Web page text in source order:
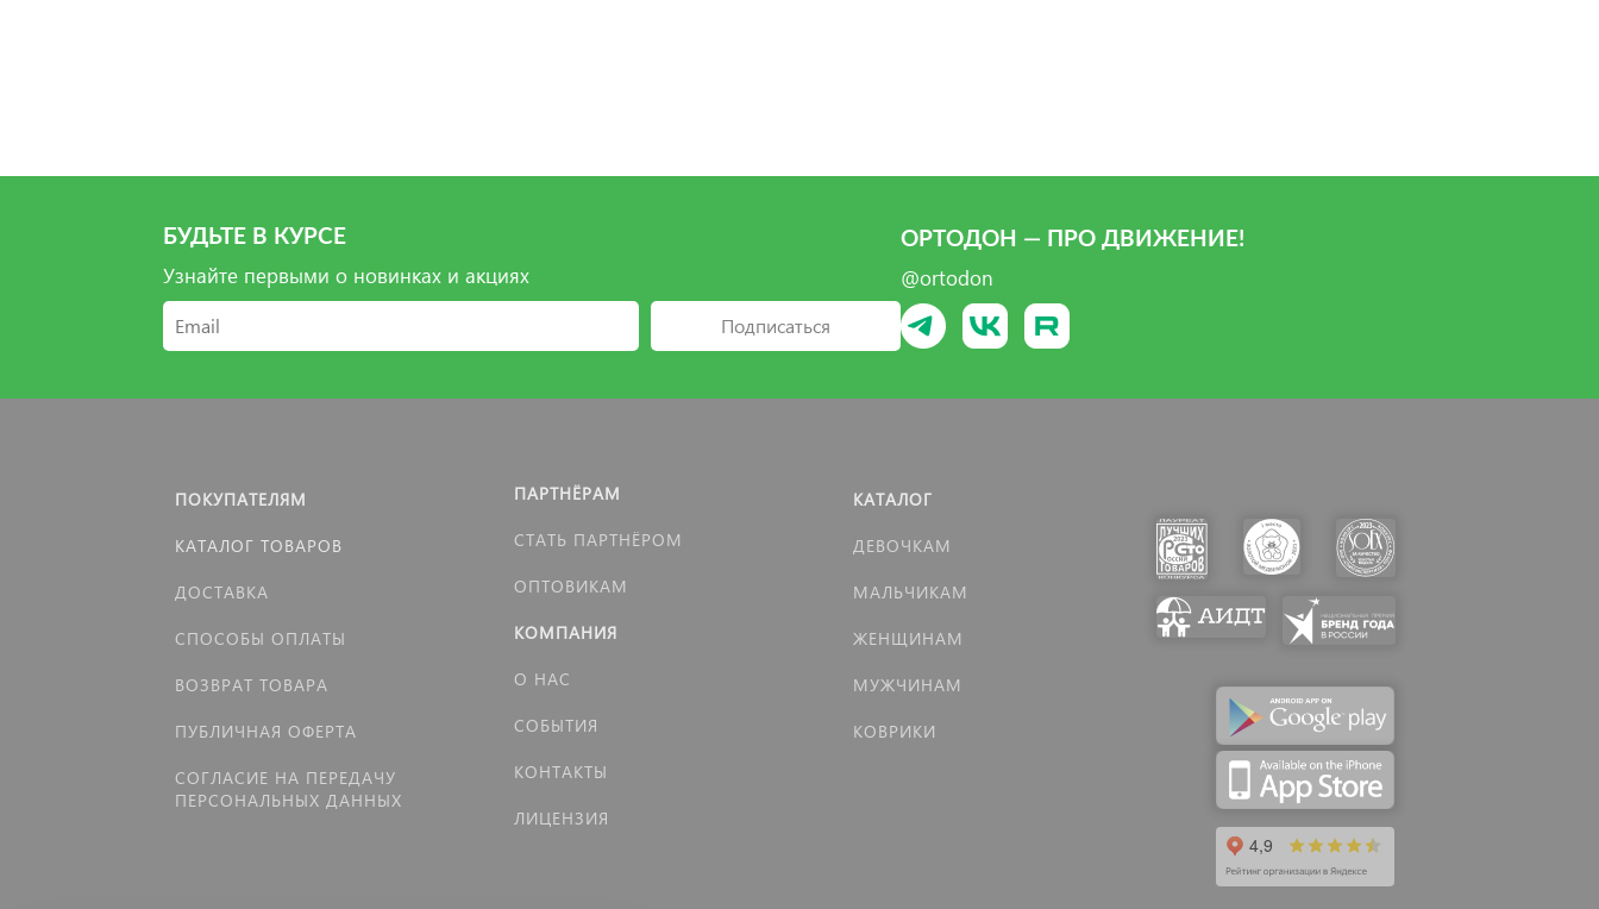
БУДЬТЕ В КУРСЕ
Узнайте первыми о новинках и акциях
Подписаться
ОРТОДОН — ПРО ДВИЖЕНИЕ!
@ortodon
ПОКУПАТЕЛЯМ
КАТАЛОГ ТОВАРОВ
ДОСТАВКА
СПОСОБЫ ОПЛАТЫ
ВОЗВРАТ ТОВАРА
ПУБЛИЧНАЯ ОФЕРТА
СОГЛАСИЕ НА ПЕРЕДАЧУ
ПЕРСОНАЛЬНЫХ ДАННЫХ
ПАРТНЁРАМ
СТАТЬ ПАРТНЁРОМ
ОПТОВИКАМ
КОМПАНИЯ
О НАС
СОБЫТИЯ
КОНТАКТЫ
ЛИЦЕНЗИЯ
КАТАЛОГ
ДЕВОЧКАМ
МАЛЬЧИКАМ
ЖЕНЩИНАМ
МУЖЧИНАМ
КОВРИКИ